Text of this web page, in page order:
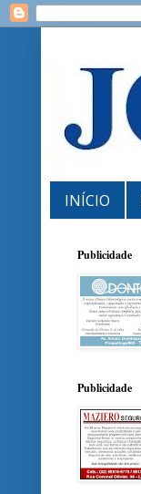
INÍCIO
Publicidade
Publicidade